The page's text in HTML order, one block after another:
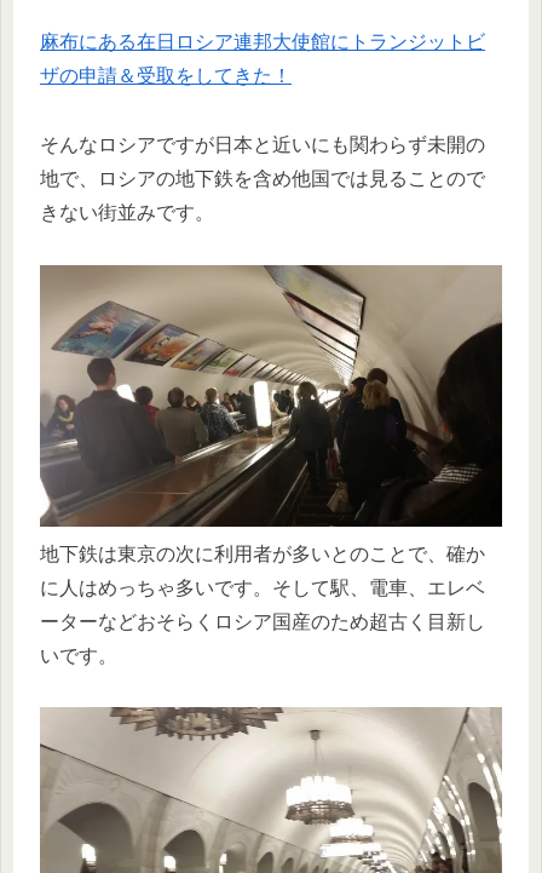
麻布にある在日ロシア連邦大使館にトランジットビ
ザの申請＆受取をしてきた！
そんなロシアですが日本と近いにも関わらず未開の
地で、ロシアの地下鉄を含め他国では見ることので
きない街並みです。
地下鉄は東京の次に利用者が多いとのことで、確か
に人はめっちゃ多いです。そして駅、電車、エレベ
ーターなどおそらくロシア国産のため超古く目新し
いです。